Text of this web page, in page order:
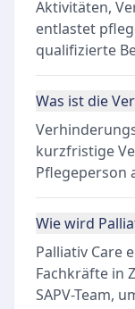
Aktivitäten,
entlastet
qualifizierte
Was ist die
kurzfristige
Pflegeperson
Wie wird
Palliativ Care
Fachkräfte in
SAPV-Team,